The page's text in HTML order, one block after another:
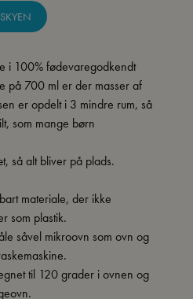
i 100% fødevaregodkendt
på 700 ml er der masser af
er opdelt i 3 mindre rum, så
som mange børn
så alt bliver på plads.
materiale, der ikke
som plastik.
såvel mikroovn som ovn og
til 120 grader i ovnen og